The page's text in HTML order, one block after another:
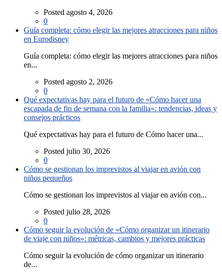
Posted agosto 4, 2026
0
Guía completa: cómo elegir las mejores atracciones para niños
en Eurodisney
Guía completa: cómo elegir las mejores atracciones para niños
en...
Posted agosto 2, 2026
0
Qué expectativas hay para el futuro de «Cómo hacer una
escapada de fin de semana con la familia»: tendencias, ideas y
consejos prácticos
Qué expectativas hay para el futuro de Cómo hacer una...
Posted julio 30, 2026
0
Cómo se gestionan los imprevistos al viajar en avión con
niños pequeños
Cómo se gestionan los imprevistos al viajar en avión con...
Posted julio 28, 2026
0
Cómo seguir la evolución de «Cómo organizar un itinerario
de viaje con niños»: métricas, cambios y mejores prácticas
Cómo seguir la evolución de cómo organizar un itinerario
de...